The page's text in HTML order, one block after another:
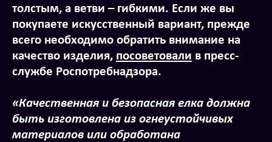
толстым, а ветви – гибкими. Если же вы
покупаете искусственный вариант, прежде
всего необходимо обратить внимание на
качество изделия, посоветовали в пресс-
службе Роспотребнадзора.
«Качественная и безопасная елка должна
быть изготовлена из огнеустойчивых
материалов или обработана